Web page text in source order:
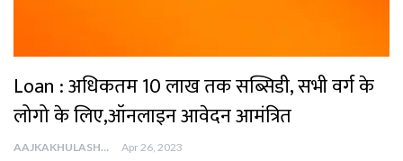
Loan : अधिकतम 10 लाख तक सब्सिडी, सभी वर्ग के
लोगो के लिए,ऑनलाइन आवेदन आमंत्रित
AAJKAKHULASHA Apr 26, 2023